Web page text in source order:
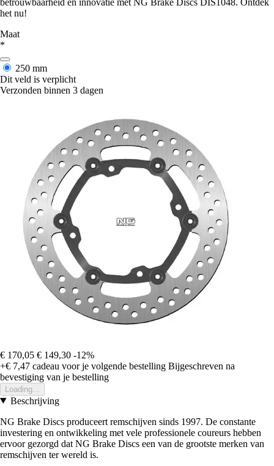
betrouwbaarheid en innovatie met NG Brake Discs DIS1048. Ontdek
het nu!
Maat
*
250 mm
Dit veld is verplicht
Verzonden binnen 3 dagen
€ 170,05 € 149,30 -12%
+€ 7,47 cadeau voor je volgende bestelling Bijgeschreven na
bevestiging van je bestelling
Loading...
Beschrijving
NG Brake Discs produceert remschijven sinds 1997. De constante
investering en ontwikkeling met vele professionele coureurs hebben
ervoor gezorgd dat NG Brake Discs een van de grootste merken van
remschijven ter wereld is.